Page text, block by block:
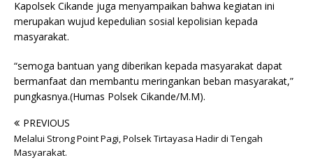
Kapolsek Cikande juga menyampaikan bahwa kegiatan ini
merupakan wujud kepedulian sosial kepolisian kepada
masyarakat.
“semoga bantuan yang diberikan kepada masyarakat dapat
bermanfaat dan membantu meringankan beban masyarakat,”
pungkasnya.(Humas Polsek Cikande/M.M).
PREVIOUS
Melalui Strong Point Pagi, Polsek Tirtayasa Hadir di Tengah
Masyarakat.